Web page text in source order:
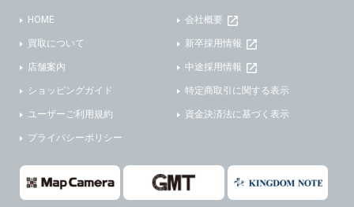
HOME
買取について
店舗案内
ショッピングガイド
ユーザーご利用規約
プライバシーポリシー
会社概要
新卒採用情報
中途採用情報
特定商取引に関する表示
資金決済法に基づく表示